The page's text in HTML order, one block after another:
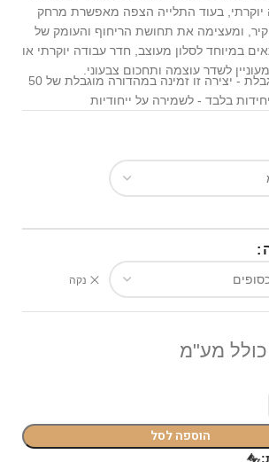
יוקרתי, בעוד התלייה הצפה מאפשרת מרחק
מהקיר, ומעצימה את תחושת הריחוף והעומק של
במיוחד לסלון מעוצב, חדר עבודה יוקרתי או
לשדר עוצמה ותחכום צבעוני.
מהדורה מוגבלת - יצירה זו זמינה במהדורה מוגבלת של 50
יחידות בלבד - לשמירה על ייחודיות
נקה
כולל מע"מ
הוספה לסל
⏳